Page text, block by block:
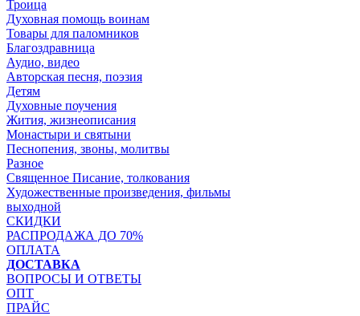
Троица
Духовная помощь воинам
Товары для паломников
Благоздравница
Аудио, видео
Авторская песня, поэзия
Детям
Духовные поучения
Жития, жизнеописания
Монастыри и святыни
Песнопения, звоны, молитвы
Разное
Священное Писание, толкования
Художественные произведения, фильмы
выходной
СКИДКИ
РАСПРОДАЖА ДО 70%
ОПЛАТА
ДОСТАВКА
ВОПРОСЫ И ОТВЕТЫ
ОПТ
ПРАЙС